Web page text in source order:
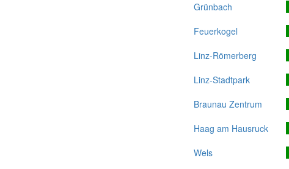
Grünbach
Feuerkogel
Linz-Römerberg
Linz-Stadtpark
Braunau Zentrum
Haag am Hausruck
Wels